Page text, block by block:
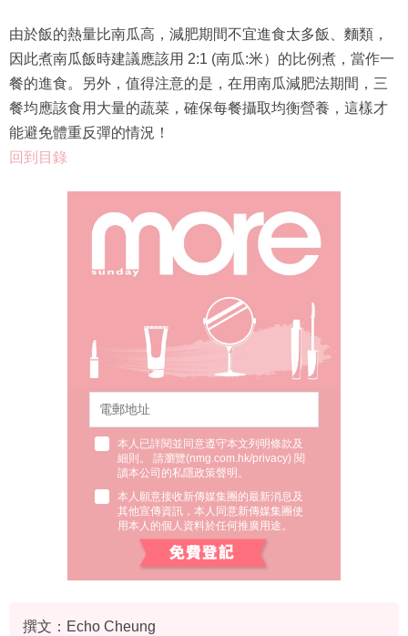
由於飯的熱量比南瓜高，減肥期間不宜進食太多飯、麵類，
因此煮南瓜飯時建議應該用 2:1 (南瓜:米）的比例煮，當作一
餐的進食。另外，值得注意的是，在用南瓜減肥法期間，三
餐均應該食用大量的蔬菜，確保每餐攝取均衡營養，這樣才
能避免體重反彈的情況！
回到目錄
本人已詳閱並同意遵守本文列明條款及
細則。 請瀏覽(nmg.com.hk/privacy) 閱
讀本公司的私隱政策聲明。
本人願意接收新傳媒集團的最新消息及
其他宣傳資訊，本人同意新傳媒集團使
用本人的個人資料於任何推廣用途。
撰文：Echo Cheung